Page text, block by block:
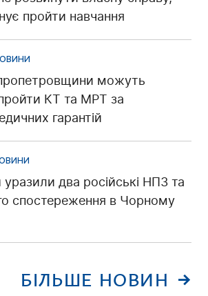
пройти навчання
можуть
КТ та МРТ за
гарантій
два російські НПЗ та
спостереження в Чорному
БІЛЬШЕ НОВИН